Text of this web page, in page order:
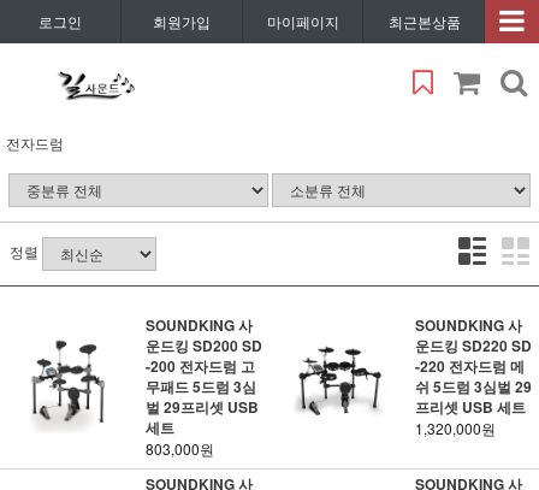
로그인 회원가입 마이페이지 최근본상품
전자드럼
정렬
SOUNDKING 사
운드킹 SD200 SD
-200 전자드럼 고
무패드 5드럼 3심
벌 29프리셋 USB
세트
803,000원
SOUNDKING 사
운드킹 SD220 SD
-220 전자드럼 메
쉬 5드럼 3심벌 29
프리셋 USB 세트
1,320,000원
SOUNDKING 사
SOUNDKING 사